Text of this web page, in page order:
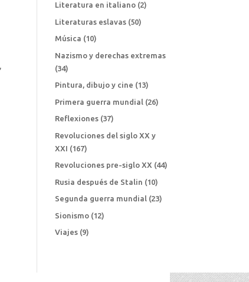
Literatura en italiano (2)
Literaturas eslavas (50)
Música (10)
Nazismo y derechas extremas
(34)
Pintura, dibujo y cine (13)
Primera guerra mundial (26)
Reflexiones (37)
Revoluciones del siglo XX y
XXI (167)
Revoluciones pre-siglo XX (44)
Rusia después de Stalin (10)
Segunda guerra mundial (23)
Sionismo (12)
Viajes (9)